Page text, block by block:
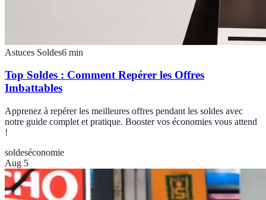
Astuces Soldes6 min
Top Soldes : Comment Repérer les Offres
Imbattables
Apprenez à repérer les meilleures offres pendant les soldes avec
notre guide complet et pratique. Booster vos économies vous attend
!
soldeséconomie
Aug 5